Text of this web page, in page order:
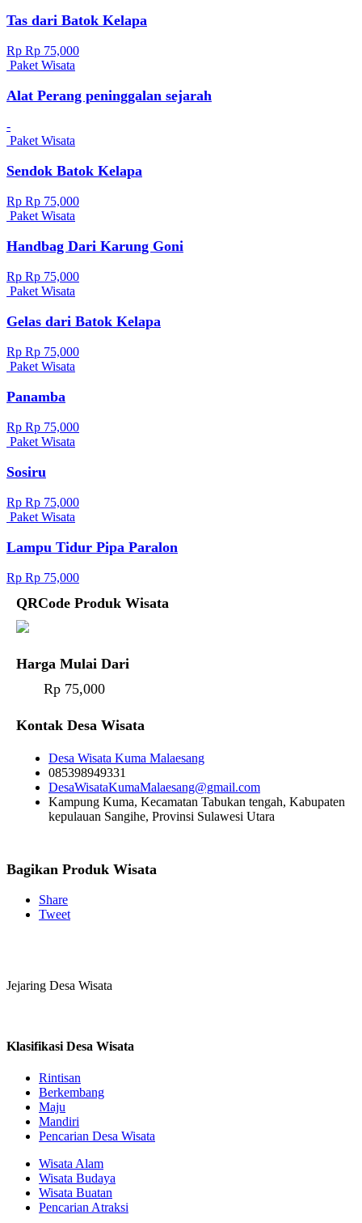
Tas dari Batok Kelapa
Rp Rp 75,000
Paket Wisata
Alat Perang peninggalan sejarah
-
Paket Wisata
Sendok Batok Kelapa
Rp Rp 75,000
Paket Wisata
Handbag Dari Karung Goni
Rp Rp 75,000
Paket Wisata
Gelas dari Batok Kelapa
Rp Rp 75,000
Paket Wisata
Panamba
Rp Rp 75,000
Paket Wisata
Sosiru
Rp Rp 75,000
Paket Wisata
Lampu Tidur Pipa Paralon
Rp Rp 75,000
QRCode Produk Wisata
Harga Mulai Dari
Rp 75,000
Kontak Desa Wisata
Desa Wisata Kuma Malaesang
085398949331
DesaWisataKumaMalaesang@gmail.com
Kampung Kuma, Kecamatan Tabukan tengah, Kabupaten
kepulauan Sangihe, Provinsi Sulawesi Utara
Bagikan Produk Wisata
Share
Tweet
Jejaring Desa Wisata
Klasifikasi Desa Wisata
Rintisan
Berkembang
Maju
Mandiri
Pencarian Desa Wisata
Wisata Alam
Wisata Budaya
Wisata Buatan
Pencarian Atraksi